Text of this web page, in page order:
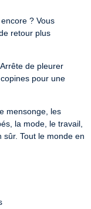
? Vous
retour plus
de pleurer
pour une
mensonge, les
la mode, le travail,
Tout le monde en